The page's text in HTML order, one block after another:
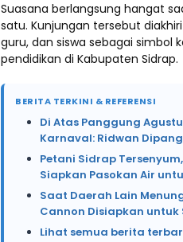
Suasana berlangsung hangat
satu. Kunjungan tersebut
guru, dan siswa sebagai simbol
pendidikan di Kabupaten Sidrap.
BERITA TERKINI & REFERENSI
Di Atas Panggung
Karnaval: Ridwan
Petani Sidrap
Siapkan Pasokan Air
Saat Daerah Lain
Cannon Disiapkan untuk
Lihat semua berita